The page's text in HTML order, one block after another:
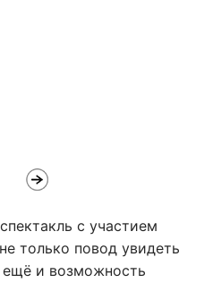
с участием
только повод увидеть
ещё и возможность